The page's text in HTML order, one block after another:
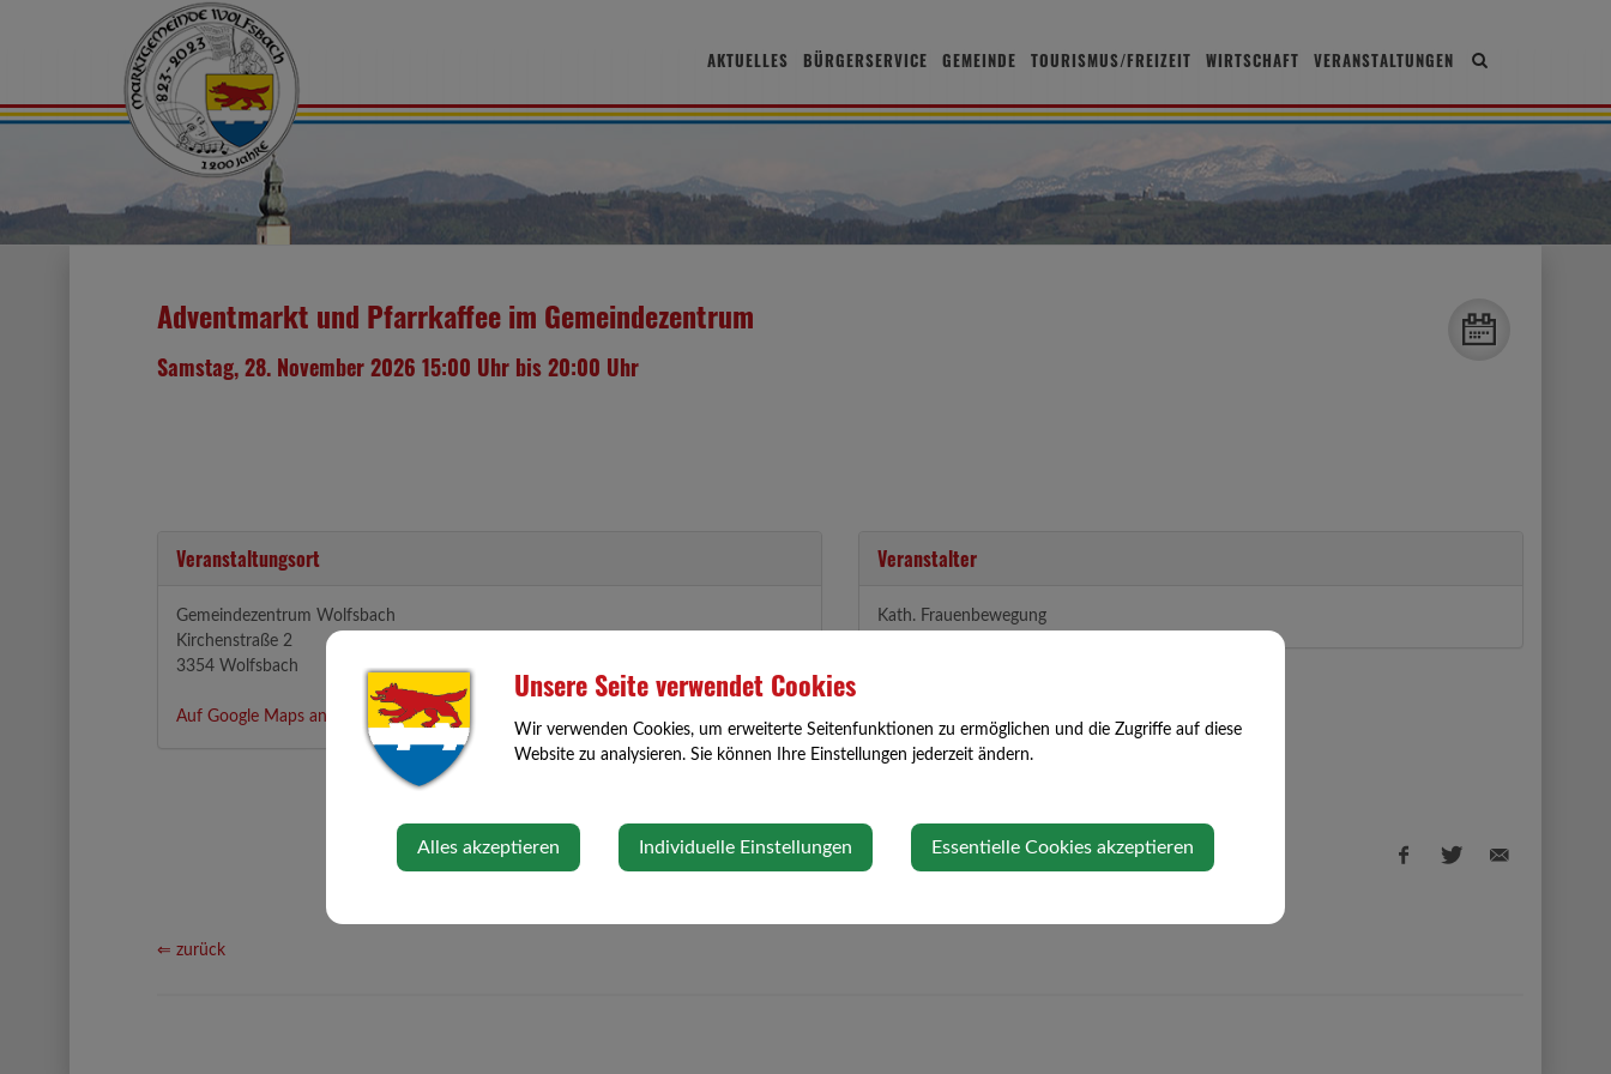
Site
toggle
AKTUELLES BÜRGERSERVICE GEMEINDE TOURISMUS/FREIZEIT WIRTSCHAFT VERANSTALTUNGEN
Adventmarkt und Pfarrkaffee im Gemeindezentrum
Samstag, 28. November 2026 15:00 Uhr bis 20:00 Uhr
Veranstaltungsort
Gemeindezentrum Wolfsbach
Kirchenstraße 2
3354 Wolfsbach
Auf Google Maps anzeigen
Veranstalter
Kath. Frauenbewegung
⇐ zurück
Unsere Seite verwendet Cookies
Wir verwenden Cookies, um erweiterte Seitenfunktionen zu ermöglichen und die Zugriffe auf diese
Website zu analysieren. Sie können Ihre Einstellungen jederzeit ändern.
Alles akzeptieren Individuelle Einstellungen Essentielle Cookies akzeptieren